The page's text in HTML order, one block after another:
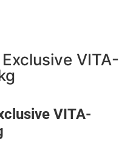
VITA-
VITA-